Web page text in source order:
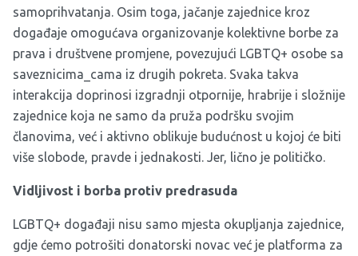
samoprihvatanja. Osim toga, jačanje zajednice kroz
događaje omogućava organizovanje kolektivne borbe za
prava i društvene promjene, povezujući LGBTQ+ osobe sa
saveznicima_cama iz drugih pokreta. Svaka takva
interakcija doprinosi izgradnji otpornije, hrabrije i složnije
zajednice koja ne samo da pruža podršku svojim
članovima, već i aktivno oblikuje budućnost u kojoj će biti
više slobode, pravde i jednakosti. Jer, lično je političko.
Vidljivost i borba protiv predrasuda
LGBTQ+ događaji nisu samo mjesta okupljanja zajednice,
gdje ćemo potrošiti donatorski novac već je platforma za